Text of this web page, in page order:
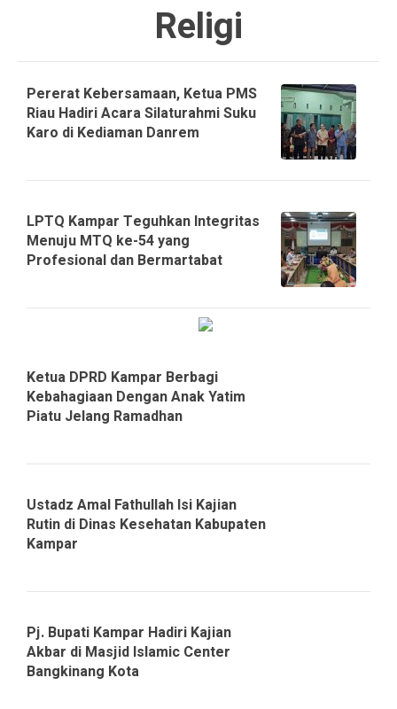
Religi
Pererat Kebersamaan, Ketua PMS
Riau Hadiri Acara Silaturahmi Suku
Karo di Kediaman Danrem
LPTQ Kampar Teguhkan Integritas
Menuju MTQ ke-54 yang
Profesional dan Bermartabat
Ketua DPRD Kampar Berbagi
Kebahagiaan Dengan Anak Yatim
Piatu Jelang Ramadhan
Ustadz Amal Fathullah Isi Kajian
Rutin di Dinas Kesehatan Kabupaten
Kampar
Pj. Bupati Kampar Hadiri Kajian
Akbar di Masjid Islamic Center
Bangkinang Kota